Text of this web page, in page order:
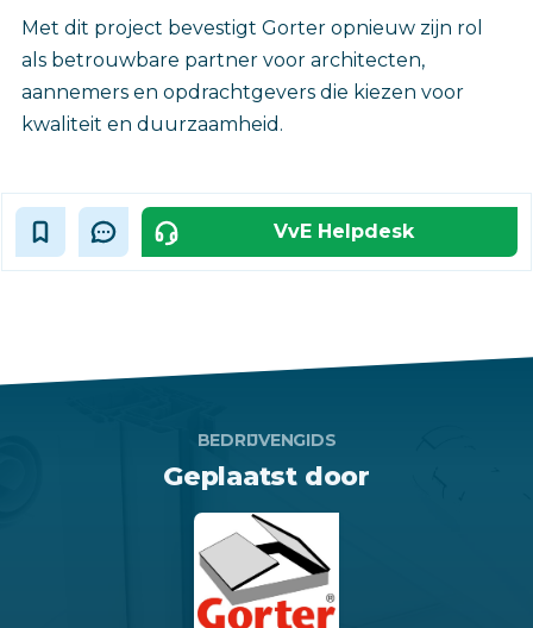
Met dit project bevestigt Gorter opnieuw zijn rol
als betrouwbare partner voor architecten,
aannemers en opdrachtgevers die kiezen voor
kwaliteit en duurzaamheid.‎
VvE Helpdesk
BEDRIJVENGIDS
Geplaatst door